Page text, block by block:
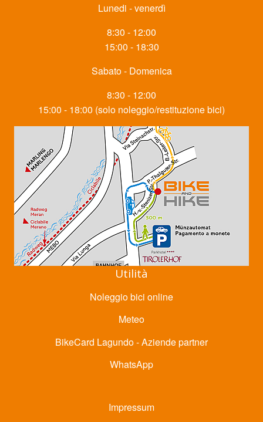
Lunedi - venerdì
8:30 - 12:00
15:00 - 18:30
Sabato - Domenica
8:30 - 12:00
15:00 - 18:00 (solo noleggio/restituzione bici)
Utilità
Noleggio bici online
Meteo
BikeCard Lagundo - Aziende partner
WhatsApp
Impressum